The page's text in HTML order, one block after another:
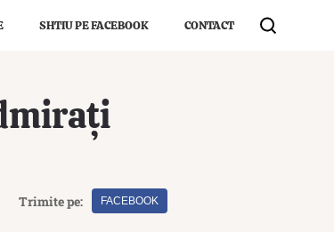
SHTIU PE FACEBOOK CONTACT
Trimite pe: FACEBOOK